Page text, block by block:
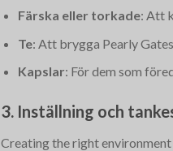
Färska eller torkade: Att
Te: Att brygga Pearly
Kapslar: För dem som
3. Inställning och
Creating the right environment